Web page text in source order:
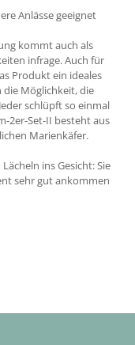
Anlässe geeignet
kommt auch als
infrage. Auch für
Produkt ein ideales
die Möglichkeit, die
schlüpft so einmal
2er-Set-II besteht aus
Marienkäfer.
ins Gesicht: Sie
sehr gut ankommen